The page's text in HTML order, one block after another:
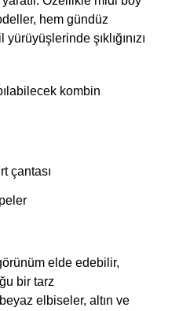
hem gündüz
şıklığınızı
kombin
çantası
elde edebilir,
bir tarz
elbiseler, altın ve